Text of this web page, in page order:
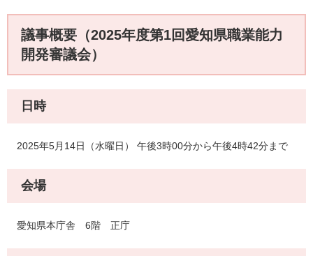
議事概要（2025年度第1回愛知県職業能力
開発審議会）
日時
2025年5月14日（水曜日） 午後3時00分から午後4時42分まで
会場
愛知県本庁舎 6階 正庁